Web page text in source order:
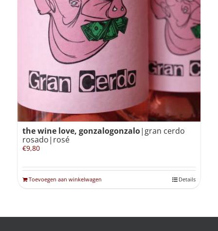
the wine love, gonzalogonzalo|gran cerdo
rosado|rosé
€9,80
Toevoegen aan winkelwagen Details